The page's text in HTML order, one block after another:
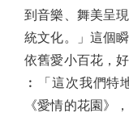
到音樂、舞美呈
統文化。」這個
依舊愛小百花，
︰「這次我們特
《愛情的花園》